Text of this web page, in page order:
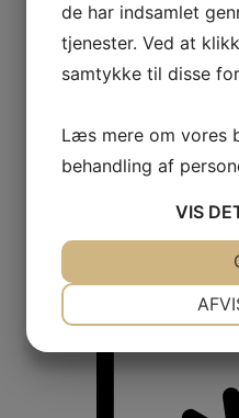
Vinkøleskabe
de har indsamlet
tjenester. Ved at
samtykke til disse
Læs mere om vores
behandling af
VIS